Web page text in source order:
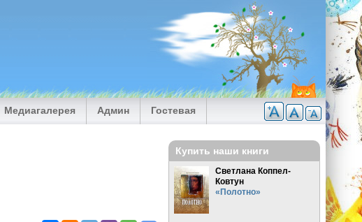
Медиагалерея Админ Гостевая
Купить наши книги
Светлана Коппел-
Ковтун
«Полотно»